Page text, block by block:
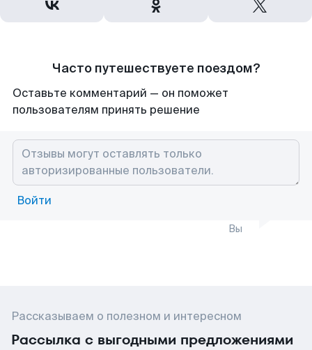
Часто путешествуете поездом?
Оставьте комментарий — он поможет
пользователям принять решение
Войти
Вы
Рассказываем о полезном и интересном
Рассылка с выгодными предложениями